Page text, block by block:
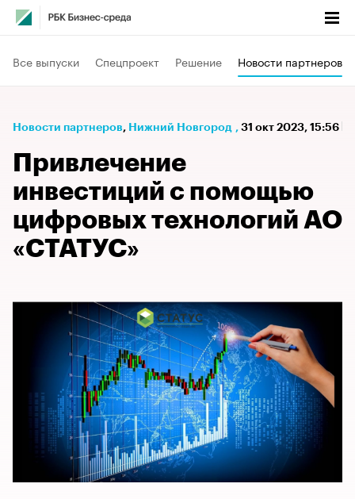
Все выпуски Спецпроект Решение Новости партнеров
Новости партнеров⁠, Нижний Новгород , 31 окт 2023, 15:56
Привлечение
инвестиций с помощью
цифровых технологий АО
«СТАТУС»